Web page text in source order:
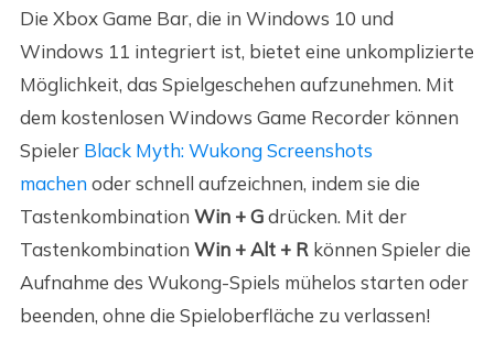
Die Xbox Game Bar, die in Windows 10 und
Windows 11 integriert ist, bietet eine unkomplizierte
Möglichkeit, das Spielgeschehen aufzunehmen. Mit
dem kostenlosen Windows Game Recorder können
Spieler Black Myth: Wukong Screenshots
machenoder schnell aufzeichnen, indem sie die
Tastenkombination Win + Gdrücken. Mit der
Tastenkombination Win + Alt + R können Spieler die
Aufnahme des Wukong-Spiels mühelos starten oder
beenden, ohne die Spieloberfläche zu verlassen!